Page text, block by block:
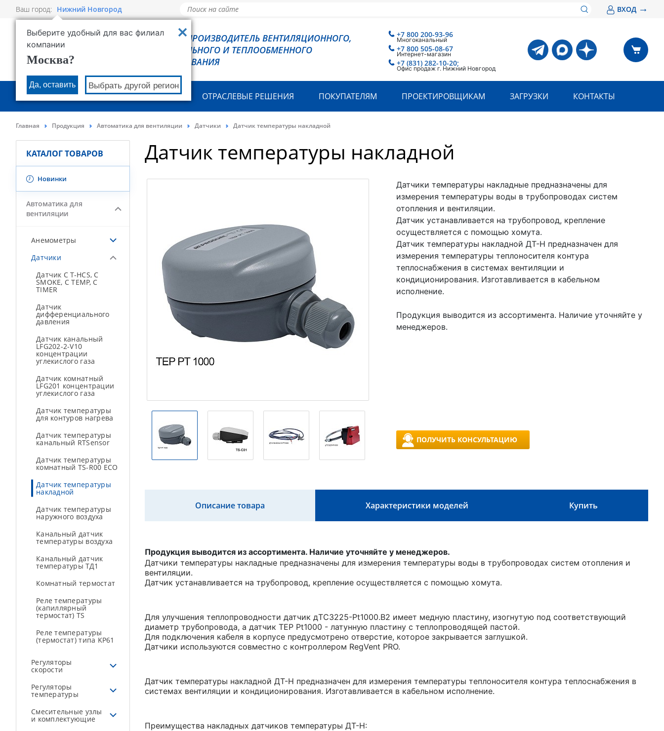
Ваш город: Нижний Новгород
Выберите удобный для вас филиал
компании
Москва?
Да, оставить Выбрать другой регион
ВХОД →
РОВЕН - ПРОИЗВОДИТЕЛЬ ВЕНТИЛЯЦИОННОГО,
ХОЛОДИЛЬНОГО И ТЕПЛООБМЕННОГО
ОБОРУДОВАНИЯ
+7 800 200-93-96
Многоканальный
+7 800 505-08-67
Интернет-магазин
+7 (831) 282-10-20;
Офис продаж г. Нижний Новгород
О КОМПАНИИ ПРОДУКЦИЯ ОТРАСЛЕВЫЕ РЕШЕНИЯ ПОКУПАТЕЛЯМ ПРОЕКТИРОВЩИКАМ ЗАГРУЗКИ КОНТАКТЫ
Главная Продукция Автоматика для вентиляции Датчики Датчик температуры накладной
КАТАЛОГ ТОВАРОВ
Новинки
Автоматика для
вентиляции
Анемометры
Датчики
Датчик C T-HCS, С
SMOKE, C TEMP, C
TIMER
Датчик
дифференциального
давления
Датчик канальный
LFG202-2-V10
концентрации
углекислого газа
Датчик комнатный
LFG201 концентрации
углекислого газа
Датчик температуры
для контуров нагрева
Датчик температуры
канальный RTSensor
Датчик температуры
комнатный TS-R00 ECO
Датчик температуры
накладной
Датчик температуры
наружного воздуха
Канальный датчик
температуры воздуха
Канальный датчик
температуры ТД1
Комнатный термостат
Реле температуры
(капиллярный
термостат) TS
Реле температуры
(термостат) типа KP61
Регуляторы
скорости
Регуляторы
температуры
Смесительные узлы
и комплектующие
Датчик температуры накладной
Датчики температуры накладные предназначены для
измерения температуры воды в трубопроводах систем
отопления и вентиляции.
Датчик устанавливается на трубопровод, крепление
осуществляется с помощью хомута.
Датчик температуры накладной ДТ-H предназначен для
измерения температуры теплоносителя контура
теплоснабжения в системах вентиляции и
кондиционирования. Изготавливается в кабельном
исполнение.
Продукция выводится из ассортимента. Наличие уточняйте у
менеджеров.
ПОЛУЧИТЬ КОНСУЛЬТАЦИЮ
Описание товара Характеристики моделей Купить
Продукция выводится из ассортимента. Наличие уточняйте у менеджеров.
Датчики температуры накладные предназначены для измерения температуры воды в трубопроводах систем отопления и
вентиляции.
Датчик устанавливается на трубопровод, крепление осуществляется с помощью хомута.
Для улучшения теплопроводности датчик дТС3225-Pt1000.В2 имеет медную пластину, изогнутую под соответствующий
диаметр трубопровода, а датчик TEP Pt1000 - латунную пластину с теплопроводящей пастой.
Для подключения кабеля в корпусе предусмотрено отверстие, которое закрывается заглушкой.
Датчики используются совместно с контроллером RegVent PRO.
Датчик температуры накладной ДТ-H предназначен для измерения температуры теплоносителя контура теплоснабжения в
системах вентиляции и кондиционирования. Изготавливается в кабельном исполнение.
Преимущества накладных датчиков температуры ДТ-H: